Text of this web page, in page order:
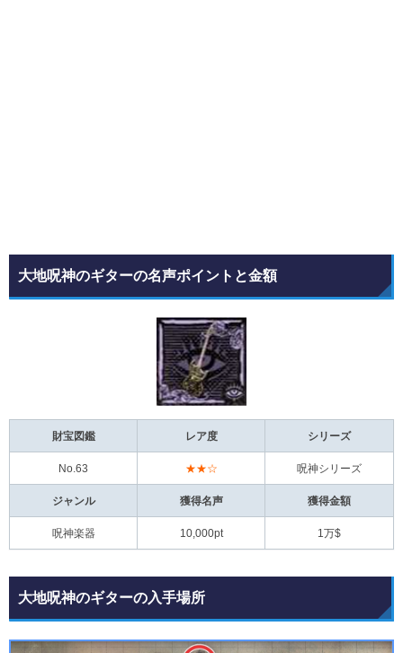
大地呪神のギターの名声ポイントと金額
財宝図鑑 レア度 シリーズ
No.63 ★★☆ 呪神シリーズ
ジャンル 獲得名声 獲得金額
呪神楽器 10,000pt 1万$
大地呪神のギターの入手場所